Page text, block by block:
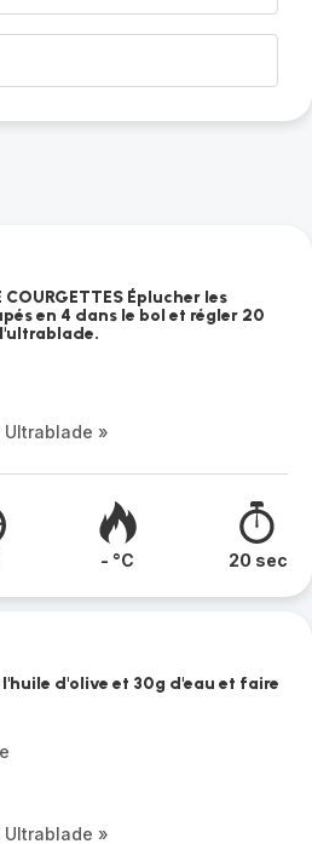
COURGETTES Éplucher les
en 4 dans le bol et régler 20
»
- °C 20 sec
d'olive et 30g d'eau et faire
»